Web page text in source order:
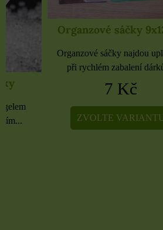
Organzové sáčky 9x12 cm
Organzové sáčky najdou uplatnění
při rychlém zabalení dárků,...
ZVOLTE VARIANTU